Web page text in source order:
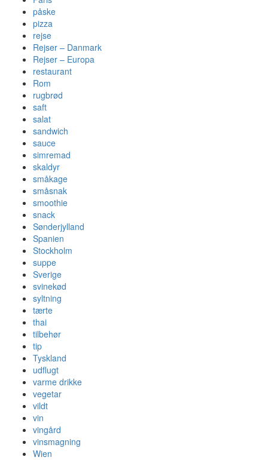
påske
pizza
rejse
Rejser – Danmark
Rejser – Europa
restaurant
Rom
rugbrød
saft
salat
sandwich
sauce
simremad
skaldyr
småkage
småsnak
smoothie
snack
Sønderjylland
Spanien
Stockholm
suppe
Sverige
svinekød
syltning
tærte
thai
tilbehør
tip
Tyskland
udflugt
varme drikke
vegetar
vildt
vin
vingård
vinsmagning
Wien